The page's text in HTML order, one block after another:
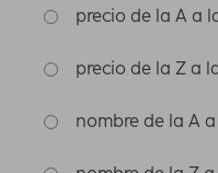
precio de la A a
precio de la Z a
nombre de la A